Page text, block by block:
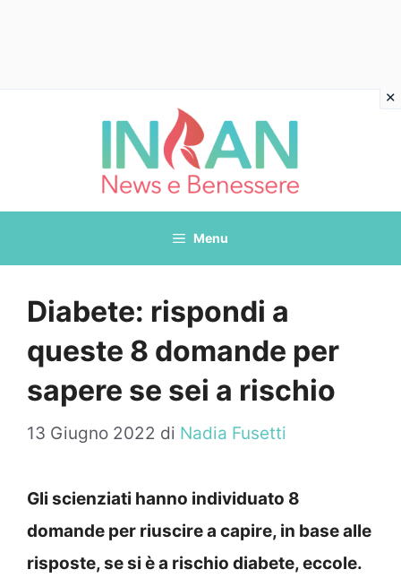
Menu
Diabete: rispondi a
queste 8 domande per
sapere se sei a rischio
13 Giugno 2022 di Nadia Fusetti
Gli scienziati hanno individuato 8
domande per riuscire a capire, in base alle
risposte, se si è a rischio diabete, eccole.